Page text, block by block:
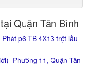
Quận Tân Bình
p6 TB 4X13 trệt lầu
-Phường 11, Quận Tân